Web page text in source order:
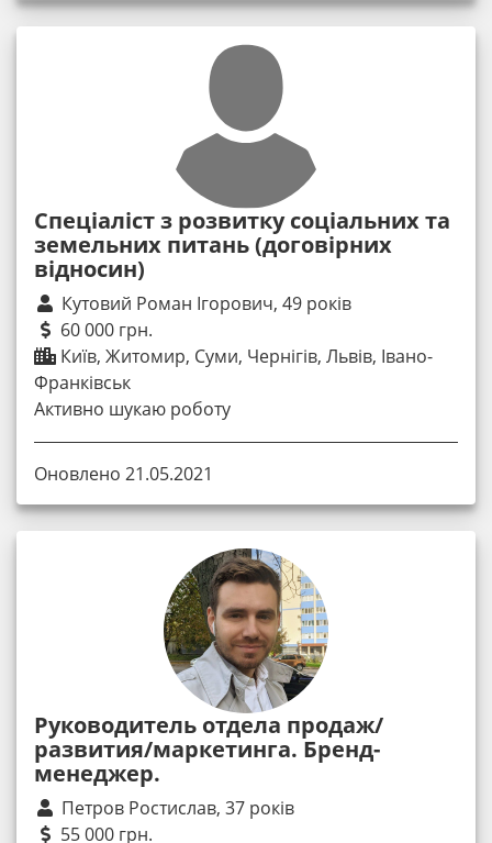
Спеціаліст з розвитку соціальних та
земельних питань (договірних
відносин)
Кутовий Роман Ігорович, 49 років
60 000 грн.
Київ, Житомир, Суми, Чернігів, Львів, Івано-
Франківськ
Активно шукаю роботу
Оновлено 21.05.2021
Руководитель отдела продаж/
развития/маркетинга. Бренд-
менеджер.
Петров Ростислав, 37 років
55 000 грн.